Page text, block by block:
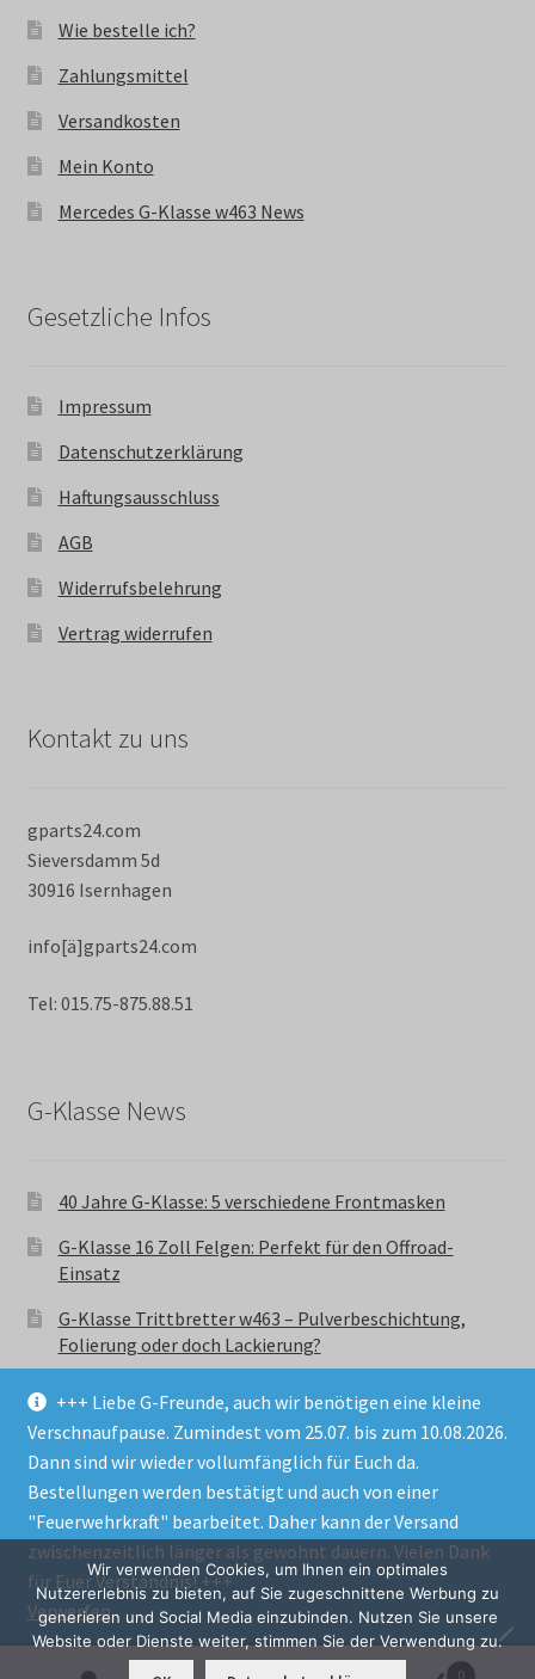
+++ Liebe G-Freunde, auch wir benötigen eine kleine
Verschnaufpause. Zumindest vom 25.07. bis zum 10.08.2026.
Dann sind wir wieder vollumfänglich für Euch da.
Bestellungen werden bestätigt und auch von einer
"Feuerwehrkraft" bearbeitet. Daher kann der Versand
zwischenzeitlich länger als gewohnt dauern. Vielen Dank
für Euer Verständnis! +++
Verwerfen
Wie bestelle ich?
Zahlungsmittel
Versandkosten
Mein Konto
Mercedes G-Klasse w463 News
Gesetzliche Infos
Impressum
Datenschutzerklärung
Haftungsausschluss
AGB
Widerrufsbelehrung
Vertrag widerrufen
Kontakt zu uns
gparts24.com
Sieversdamm 5d
30916 Isernhagen
info[ä]gparts24.com
Tel: 015.75-875.88.51
G-Klasse News
40 Jahre G-Klasse: 5 verschiedene Frontmasken
G-Klasse 16 Zoll Felgen: Perfekt für den Offroad-
Einsatz
G-Klasse Trittbretter w463 – Pulverbeschichtung,
Folierung oder doch Lackierung?
© GParts24 - G-Klasse w463 Trittbretter, Felgen,
Ersatzteile & Zubebehör.
Datenschutzerklärung
Alle Preise inkl. der gesetzlichen MwSt.
0
Wir verwenden Cookies, um Ihnen ein optimales
Nutzererlebnis zu bieten, auf Sie zugeschnittene Werbung zu
generieren und Social Media einzubinden. Nutzen Sie unsere
Website oder Dienste weiter, stimmen Sie der Verwendung zu.